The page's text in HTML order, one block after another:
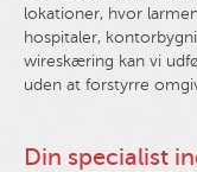
lokationer, hvor
hospitaler,
wireskæring kan vi
uden at forstyrre
Din specialist